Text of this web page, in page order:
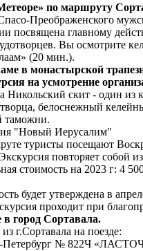
по маршруту
Преображенского
посвящена главному
Вы осмотрите
(20 мин.).
в монастырской
на усмотрение
Никольский скит - один из
белоснежный
таможни.
"Новый Иерусалим"
туристы посещают
повторяет собой
стоимость на 2023 г: 4
будет утверждена в
проходит при
город Сортавала.
г.Сортавала на поезде:
Петербург № 822Ч